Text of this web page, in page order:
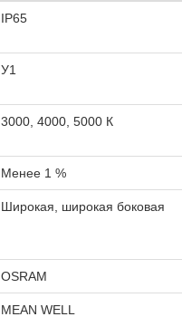
IP65
У1
3000, 4000, 5000 К
Менее 1 %
Широкая, широкая боковая
OSRAM
MEAN WELL